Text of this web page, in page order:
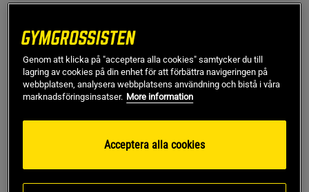
Produkt slut - notifiera mig via e-post
!
Denna produkt är tillfälligt slut i lager. Få en notifikation
när produkter åter finns i lager.
SKU #10005453_GY024R | EAN7321465867360
Förbättra din vardagsstil med den mångsidiga Borg
Läs mer
Genom att klicka på "acceptera alla cookies" samtycker du till
lagring av cookies på din enhet för att förbättra navigeringen på
webbplatsen, analysera webbplatsens användning och bistå i våra
marknadsföringsinsatser. More information
Acceptera alla cookies